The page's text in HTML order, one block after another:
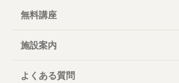
無料講座
施設案内
よくある質問